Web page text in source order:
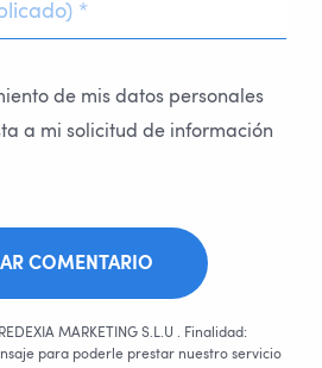
de mis datos personales
a mi solicitud de información
COMENTARIO
MARKETING S.L.U . Finalidad:
para poderle prestar nuestro servicio